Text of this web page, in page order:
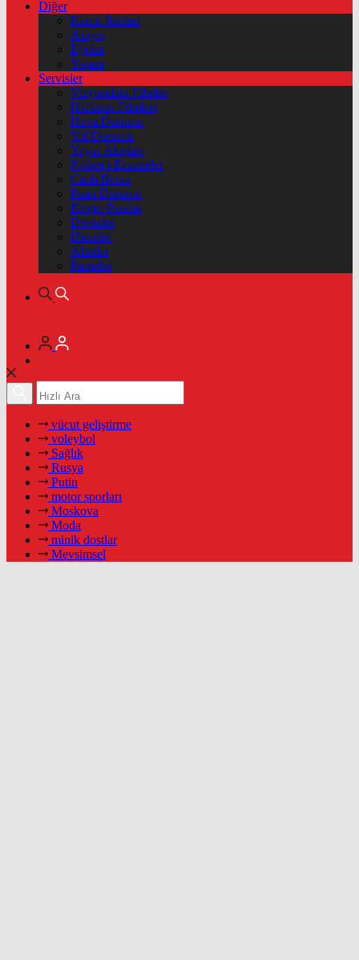
Diğer
Kamu İlanları
Asayiş
Eğitim
Yaşam
Servisler
Vizyondaki Filmler
Haftanin Filmleri
Hava Durumu
Yol Durumu
Yayın Akışları
Nöbetçi Eczaneler
Canlı Borsa
Puan Durumu
Kripto Paralar
Dövizler
Hisseler
Altınlar
Pariteler
vücut geliştirme
voleybol
Sağlık
Rusya
Putin
motor sporları
Moskova
Moda
minik dostlar
Mevsimsel